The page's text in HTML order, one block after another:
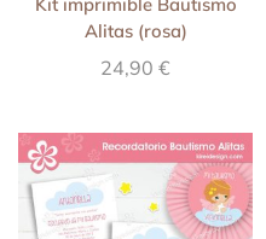
Kit imprimible Bautismo
Alitas (rosa)
24,90 €